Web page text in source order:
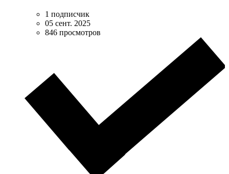
1 подписчик
05 сент. 2025
846 просмотров